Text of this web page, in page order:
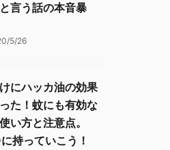
言う話の本音暴
5/26
にハッカ油の効果
た！蚊にも有効な
い方と注意点。
持っていこう！